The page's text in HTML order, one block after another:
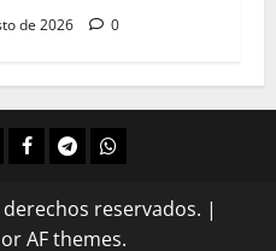
de 2026 0
reservados. |
AF themes.